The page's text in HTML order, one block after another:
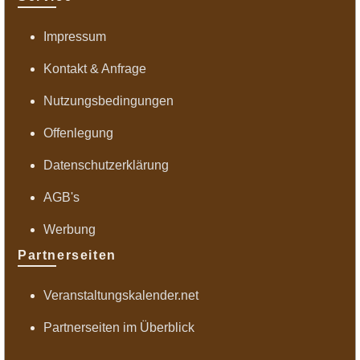
Impressum
Kontakt & Anfrage
Nutzungsbedingungen
Offenlegung
Datenschutzerklärung
AGB's
Werbung
Partnerseiten
Veranstaltungskalender.net
Partnerseiten im Überblick